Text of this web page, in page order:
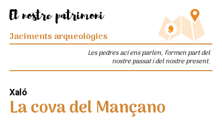
El nostre patrimoni
Jaciments arqueològics
Les pedres ací ens parlen, formen part del
nostre passat i del nostre present.
Xaló
La cova del Mançano